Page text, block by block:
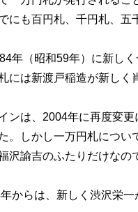
にも百円札、千円札、五
年（昭和59年）に新し
には新渡戸稲造が新しく
ンは、2004年に再度変
。しかし一万円札につい
沢諭吉のふたりだけなの
からは、新しく渋沢栄